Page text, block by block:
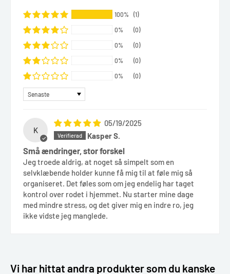
100% (1)
0% (0)
0% (0)
0% (0)
0% (0)
Sort by
K
05/19/2025
Kasper S.
Små ændringer, stor forskel
Jeg troede aldrig, at noget så simpelt som en
selvklæbende holder kunne få mig til at føle mig så
organiseret. Det føles som om jeg endelig har taget
kontrol over rodet i hjemmet. Nu starter mine dage
med mindre stress, og det giver mig en indre ro, jeg
ikke vidste jeg manglede.
Vi har hittat andra produkter som du kanske